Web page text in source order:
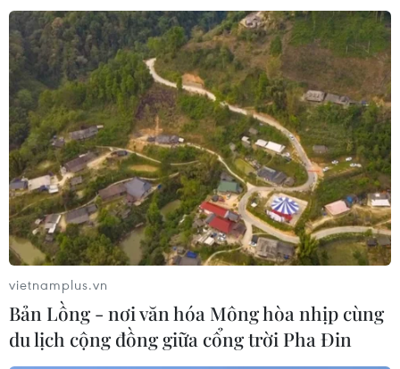
vietnamplus.vn
Bản Lồng - nơi văn hóa Mông hòa nhịp cùng
du lịch cộng đồng giữa cổng trời Pha Đin